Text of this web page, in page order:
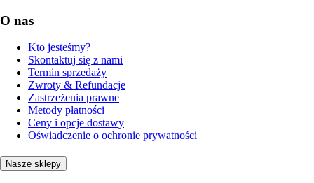
O nas
Kto jesteśmy?
Skontaktuj się z nami
Termin sprzedaży
Zwroty & Refundacje
Zastrzeżenia prawne
Metody płatności
Ceny i opcje dostawy
Oświadczenie o ochronie prywatności
Nasze sklepy